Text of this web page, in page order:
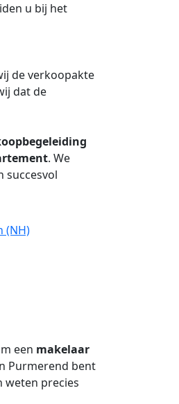
u bij het
de verkoopakte
dat de
. We
succesvol
(NH)
een makelaar
Purmerend bent
weten precies